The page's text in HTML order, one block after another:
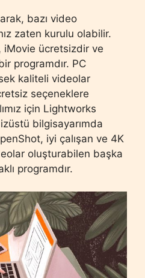
bazı video
zaten kurulu olabilir.
iMovie ücretsizdir ve
programdır. PC
kaliteli videolar
seçeneklere
için Lightworks
bilgisayarımda
iyi çalışan ve 4K
oluşturabilen başka
programdır.